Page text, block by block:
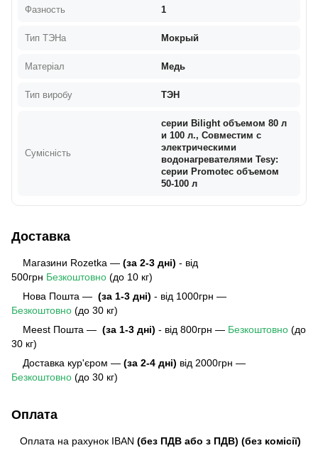
Фазность 1
Тип ТЭНа Мокрый
Матеріал Медь
Тип виробу ТЭН
Сумісність
серии Bilight объемом 80 л
и 100 л., Совместим с
электрическими
водонагревателями Tesy:
серии Promotec объемом
50-100 л
Доставка
Магазини Rozetka — (за 2-3 дні) - від
500грн Безкоштовно (до 10 кг)
Нова Пошта — (за 1-3 дні) - від 1000грн —
Безкоштовно (до 30 кг)
Meest Пошта — (за 1-3 дні) - від 800грн — Безкоштовно (до
30 кг)
Доставка кур'єром — (за 2-4 дні) від 2000грн —
Безкоштовно (до 30 кг)
Оплата
Оплата на рахунок IBAN (без ПДВ або з ПДВ) (без комісії)